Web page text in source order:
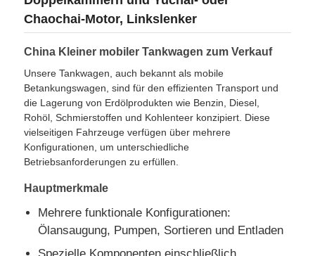
Kraftstofföl-Tanker-Lkw
ISO-Behälterbehälter
Sanitärreinigungswagen
Haucharm Müllwagen
Chaochai-Motor, Linkslenker
China Kleiner mobiler Tankwagen zum Verkauf
Unsere Tankwagen, auch bekannt als mobile
Betankungswagen, sind für den effizienten Transport und
die Lagerung von Erdölprodukten wie Benzin, Diesel,
Rohöl, Schmierstoffen und Kohlenteer konzipiert. Diese
vielseitigen Fahrzeuge verfügen über mehrere
Konfigurationen, um unterschiedliche
Betriebsanforderungen zu erfüllen.
Hauptmerkmale
Mehrere funktionale Konfigurationen:
Ölansaugung, Pumpen, Sortieren und Entladen
Spezielle Komponenten einschließlich